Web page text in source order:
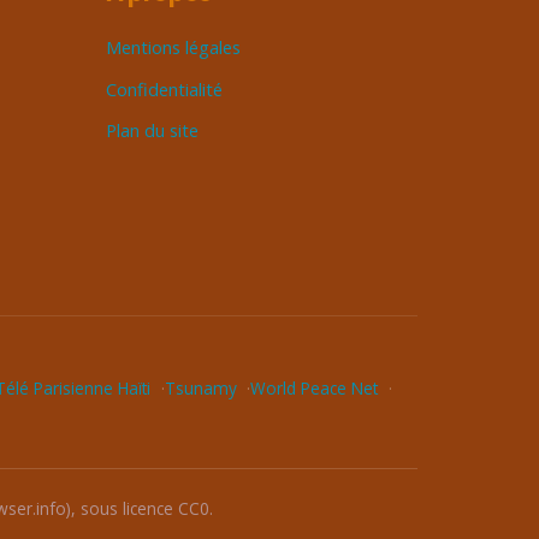
Mentions légales
Confidentialité
Plan du site
Parisienne Haïti Tsunamy
World Peace Net
sous licence CC0.